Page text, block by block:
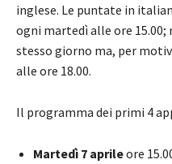
inglese. Le puntate in
ogni martedì alle ore
stesso giorno ma, per
alle ore 18.00.
Il programma dei primi 4
Martedì 7 aprileore